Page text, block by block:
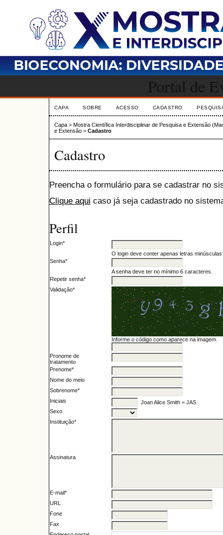
Portal de
CAPA SOBRE ACESSO CADASTRO
Capa > Mostra Científica Interdisciplinar de Pesquisa e Extensão
e Extensão > Cadastro
Cadastro
Preencha o formulário para se cadastrar no
Clique aqui caso já seja cadastrado no
Perfil
Login*
O login deve conter apenas letras
Senha*
A senha deve ter no mínimo 6 caracteres.
Repetir senha*
Validação*
Informe o código como aparece na imagem.
Pronome de
tratamento
Prenome*
Nome do meio
Sobrenome*
Iniciais
Joan Alice Smith = JAS
Sexo
Instituição*
Assinatura
E-mail*
URL
Fone
Fax